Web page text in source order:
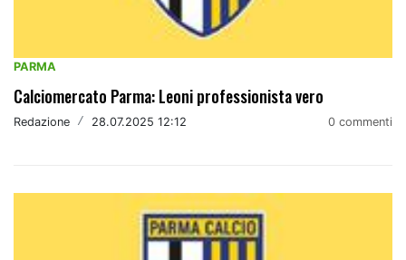
PARMA
Calciomercato Parma: Leoni professionista vero
Redazione / 28.07.2025 12:12 0 commenti